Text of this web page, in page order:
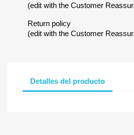
(edit with the Customer
Return policy
(edit with the Customer
Detalles del producto